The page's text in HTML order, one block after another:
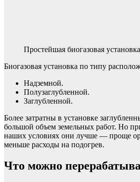
Простейшая биогазовая
Биогазовая установка по типу
Надземной.
Полузаглубленной.
Заглубленной.
Более затратны в установке
большой объем земельных работ. Но
наших условиях они лучше — проще
меньше расходы на подогрев.
Что можно